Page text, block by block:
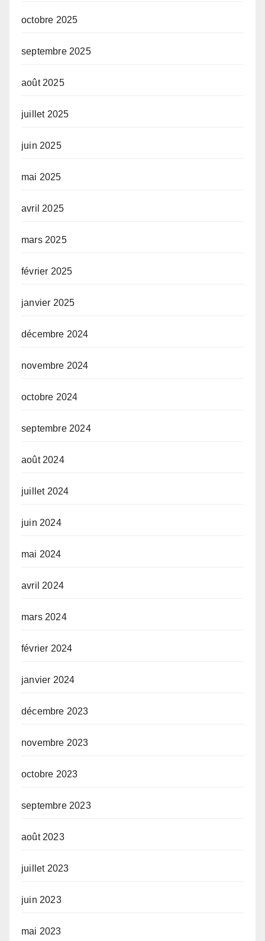
octobre 2025
septembre 2025
août 2025
juillet 2025
juin 2025
mai 2025
avril 2025
mars 2025
février 2025
janvier 2025
décembre 2024
novembre 2024
octobre 2024
septembre 2024
août 2024
juillet 2024
juin 2024
mai 2024
avril 2024
mars 2024
février 2024
janvier 2024
décembre 2023
novembre 2023
octobre 2023
septembre 2023
août 2023
juillet 2023
juin 2023
mai 2023